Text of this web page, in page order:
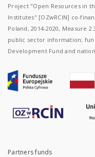
Project "Open Resources in
Institutes" [OZwRCIN] co-
Poland, 2014-2020, Measure
public sector information;
Development Fund and
Partners funds